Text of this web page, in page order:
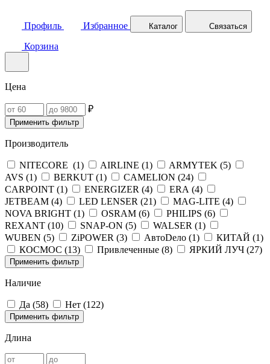
Профиль Избранное Каталог Связаться
Корзина
Цена
₽
Применить фильтр
Производитель
NITECORE (1) AIRLINE (1) ARMYTEK (5)
AVS (1) BERKUT (1) CAMELION (24)
CARPOINT (1) ENERGIZER (4) ERA (4)
JETBEAM (4) LED LENSER (21) MAG-LITE (4)
NOVA BRIGHT (1) OSRAM (6) PHILIPS (6)
REXANT (10) SNAP-ON (5) WALSER (1)
WUBEN (5) ZiPOWER (3) АвтоDело (1) КИТАЙ (1)
КОСМОС (13) Привлеченные (8) ЯРКИЙ ЛУЧ (27)
Применить фильтр
Наличие
Да (58) Нет (122)
Применить фильтр
Длина